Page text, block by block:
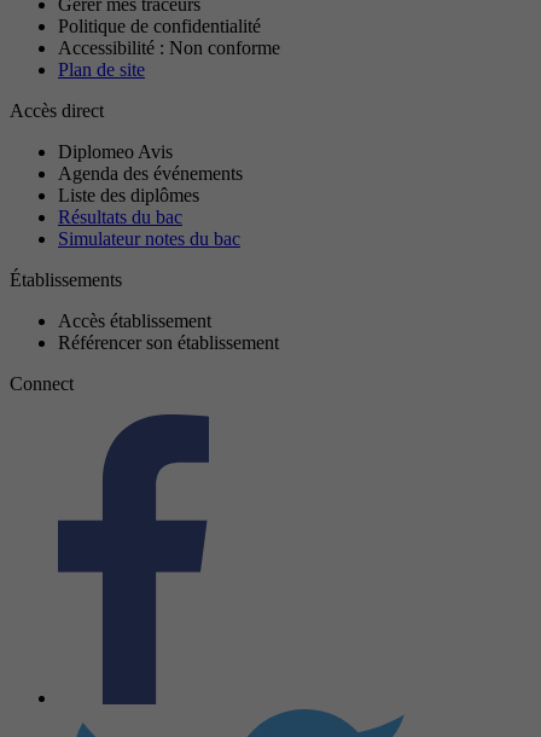
Gérer mes traceurs
Politique de confidentialité
Accessibilité : Non conforme
Plan de site
Accès direct
Diplomeo Avis
Agenda des événements
Liste des diplômes
Résultats du bac
Simulateur notes du bac
Établissements
Accès établissement
Référencer son établissement
Connect